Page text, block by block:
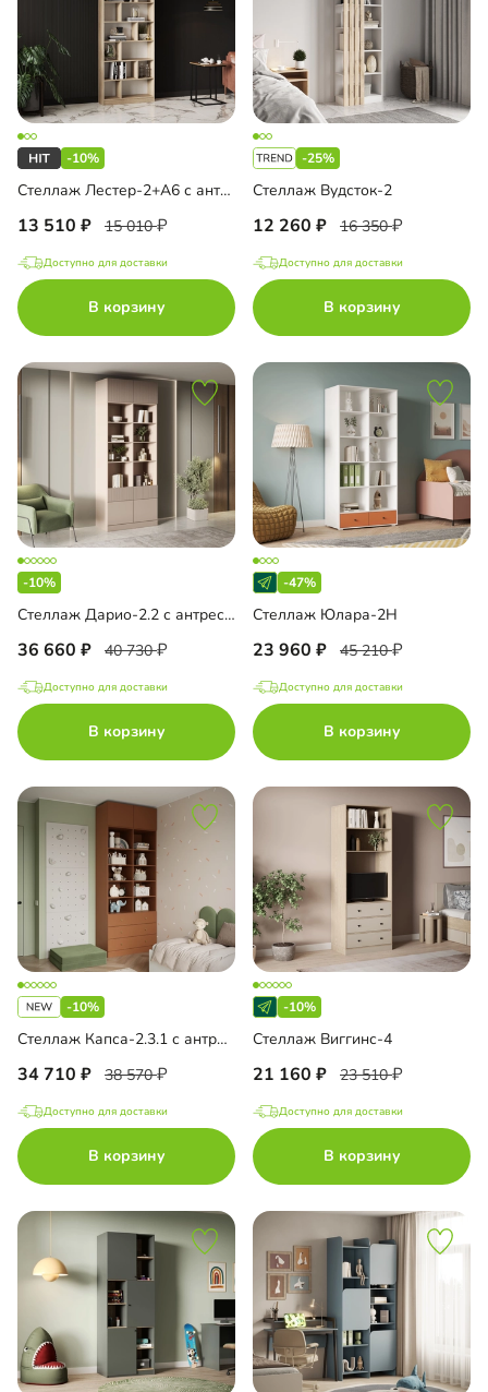
-10%
Стеллаж Лестер-2+А6 с антресолью
13 510 15 010
Доступно для доставки
В корзину
-25%
Стеллаж Вудсток-2
12 260 16 350
Доступно для доставки
В корзину
-10%
Стеллаж Дарио-2.2 с антресолью
36 660 40 730
Доступно для доставки
В корзину
-47%
Стеллаж Юлара-2Н
23 960 45 210
Доступно для доставки
В корзину
-10%
Стеллаж Капса-2.3.1 с антресолью
34 710 38 570
Доступно для доставки
В корзину
-10%
Стеллаж Виггинс-4
21 160 23 510
Доступно для доставки
В корзину